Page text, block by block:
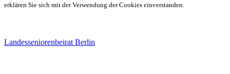
erklären Sie sich mit der Verwendung der Cookies einverstanden.
Landesseniorenbeirat Berlin